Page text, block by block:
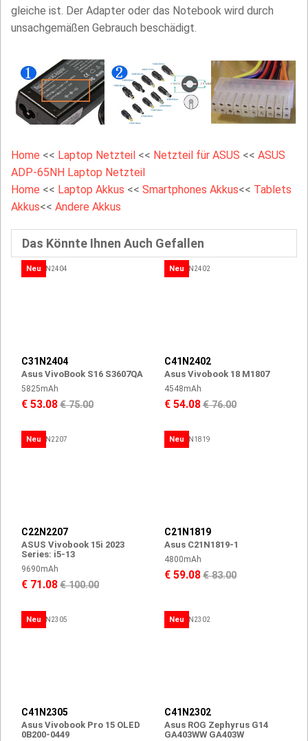
gleiche ist. Der Adapter oder das Notebook wird durch
unsachgemäßen Gebrauch beschädigt.
Home << Laptop Netzteil << Netzteil für ASUS << ASUS
ADP-65NH Laptop Netzteil
Home << Laptop Akkus << Smartphones Akkus<< Tablets
Akkus<< Andere Akkus
Das Könnte Ihnen Auch Gefallen
Neu
C31N2404
Asus VivoBook S16 S3607QA
5825mAh
€ 53.08€ 75.00
Neu
C41N2402
Asus Vivobook 18 M1807
4548mAh
€ 54.08€ 76.00
Neu
C22N2207
ASUS Vivobook 15i 2023
Series: i5-13
9690mAh
€ 71.08€ 100.00
Neu
C21N1819
Asus C21N1819-1
4800mAh
€ 59.08€ 83.00
Neu
C41N2305
Asus Vivobook Pro 15 OLED
0B200-0449
Neu
C41N2302
Asus ROG Zephyrus G14
GA403WW GA403W